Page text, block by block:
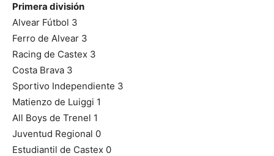
Primera división
Alvear Fútbol 3
Ferro de Alvear 3
Racing de Castex 3
Costa Brava 3
Sportivo Independiente 3
Matienzo de Luiggi 1
All Boys de Trenel 1
Juventud Regional 0
Estudiantil de Castex 0